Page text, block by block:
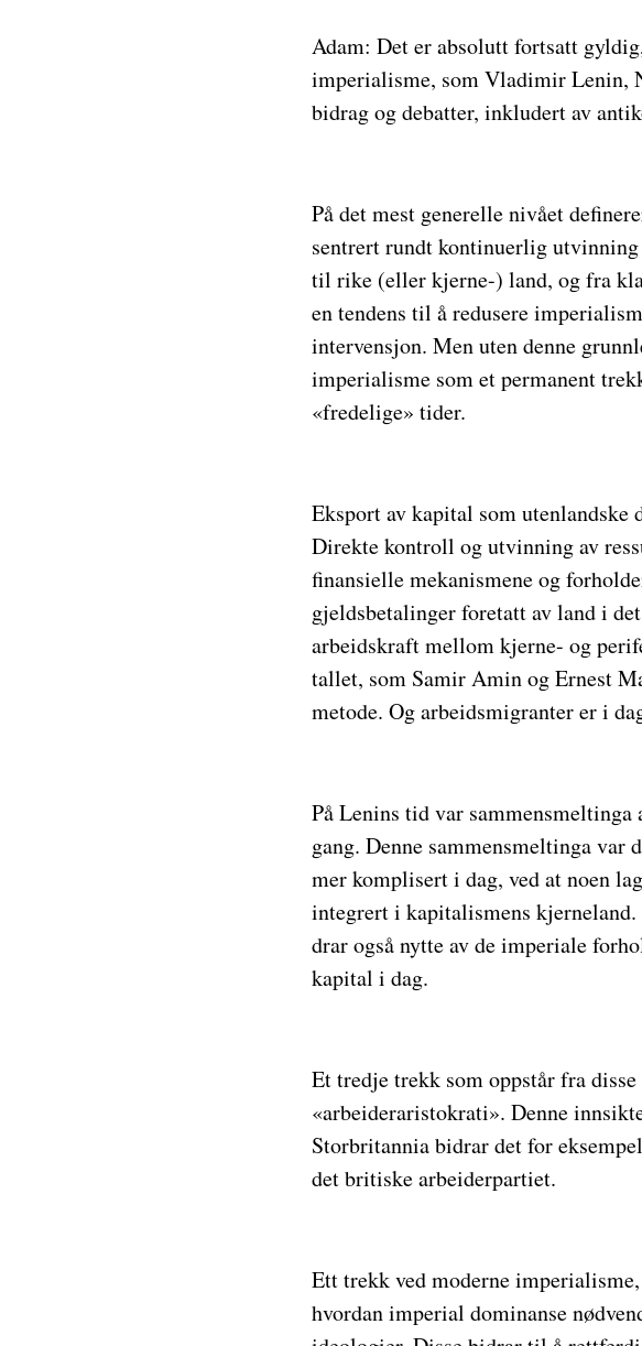
Adam: Det er absolutt fortsatt
imperialisme, som Vladimir Lenin,
bidrag og debatter, inkludert av
På det mest generelle nivået
sentrert rundt kontinuerlig
til rike (eller kjerne-) land, og fra
en tendens til å redusere
intervensjon. Men uten denne
imperialismesom et permanent
«fredelige» tider.
Eksport av kapital som
Direkte kontroll og utvinning av
finansielle mekanismene og
gjeldsbetalinger foretatt av land i
arbeidskraft mellom kjerne- og
tallet, som Samir Amin og Ernest
metode. Og arbeidsmigranter er i
På Lenins tid var
gang. Denne sammensmeltinga
mer komplisert i dag, ved at noen
integrert i kapitalismens kjerneland.
drar også nytte av de imperiale
kapital i dag.
Et tredje trekk som oppstår fra
«arbeideraristokrati». Denne
Storbritannia bidrar det for
det britiske arbeiderpartiet.
Ett trekk ved moderne
hvordan imperial dominanse